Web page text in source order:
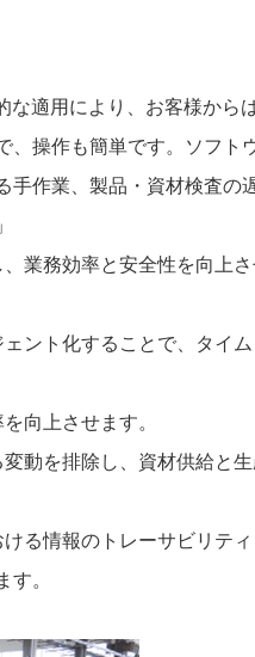
な適用により、お客様から
、操作も簡単です。ソフト
手作業、製品 ・ 資材検査の
業務効率と安全性を向上さ
ェント化することで、タイ
向上させます。
動を排除し、資材供給と生
る情報のトレーサビリテ
。